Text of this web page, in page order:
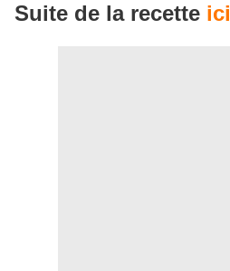
Suite de la recette ici